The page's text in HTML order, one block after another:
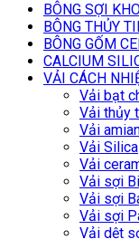
BÔNG SỢI
BÔNG THỦY
BÔNG GỐM
CALCIUM
VẢI CÁCH
Vải bạt
Vải thủy
Vải
Vải Silica
Vải
Vải sợi
Vải sợi
Vải sợi
Vải dệt